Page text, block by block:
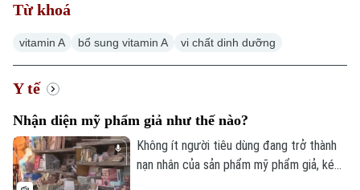
Từ khoá
vitamin A bổ sung vitamin A vi chất dinh dưỡng
Y tế
Nhận diện mỹ phẩm giả như thế nào?
Không ít người tiêu dùng đang trở thành
nạn nhân của sản phẩm mỹ phẩm giả, kém